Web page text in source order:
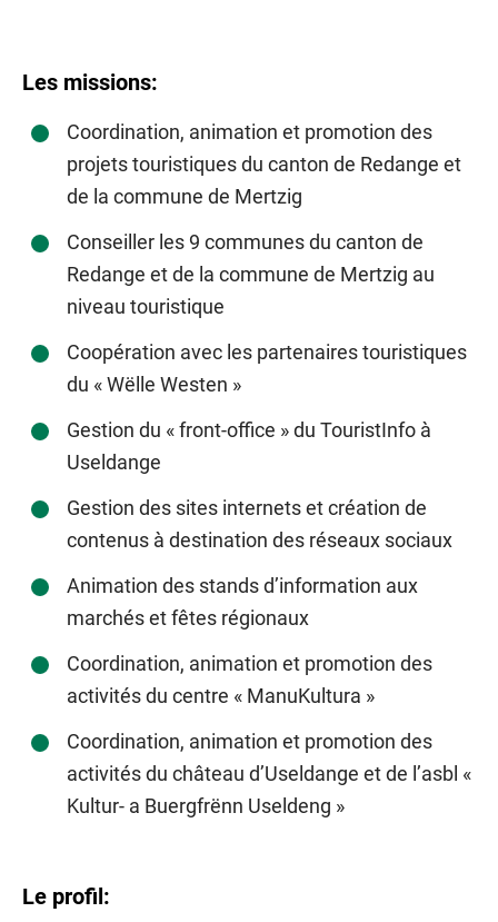
Les missions:
Coordination, animation et promotion des
projets touristiques du canton de Redange et
de la commune de Mertzig
Conseiller les 9 communes du canton de
Redange et de la commune de Mertzig au
niveau touristique
Coopération avec les partenaires touristiques
du « Wëlle Westen »
Gestion du « front-office » du TouristInfo à
Useldange
Gestion des sites internets et création de
contenus à destination des réseaux sociaux
Animation des stands d’information aux
marchés et fêtes régionaux
Coordination, animation et promotion des
activités du centre « ManuKultura »
Coordination, animation et promotion des
activités du château d’Useldange et de l’asbl «
Kultur- a Buergfrënn Useldeng »
Le profil: